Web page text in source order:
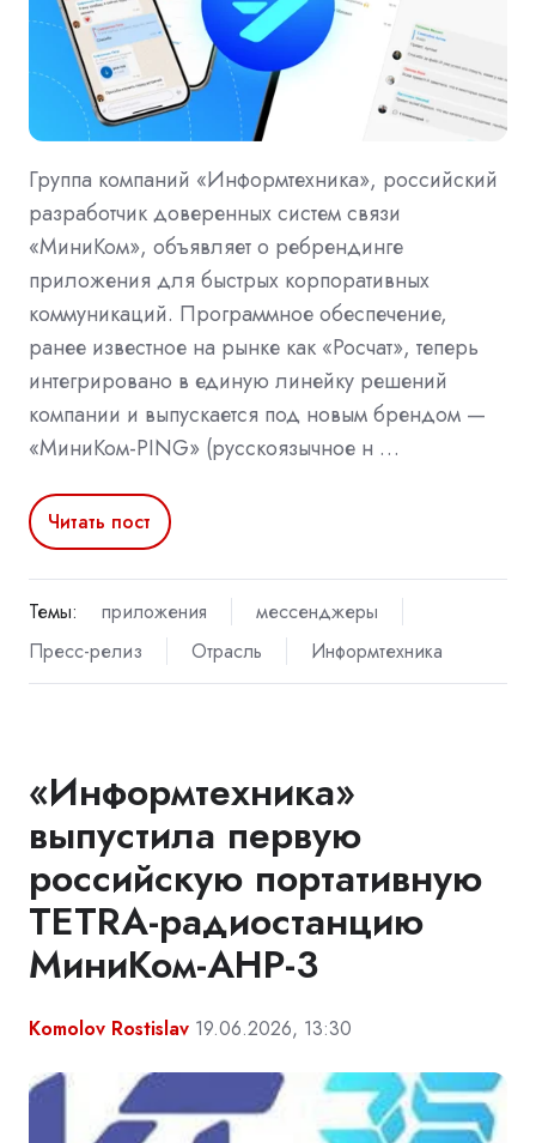
Группа компаний «Информтехника», российский
разработчик доверенных систем связи
«МиниКом», объявляет о ребрендинге
приложения для быстрых корпоративных
коммуникаций. Программное обеспечение,
ранее известное на рынке как «Росчат», теперь
интегрировано в единую линейку решений
компании и выпускается под новым брендом —
«МиниКом-PING» (русскоязычное н …
Читать пост
Темы: приложения
мессенджеры
Пресс-релиз
Отрасль Информтехника
«Информтехника»
выпустила первую
российскую портативную
TETRA-радиостанцию
МиниКом-АНР-3
Komolov Rostislav 19.06.2026, 13:30